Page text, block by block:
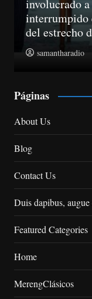
A partir del
no podrán
obtenido su
samantharadio
Páginas
About Us
Blog
Contact Us
Duis dapibus, augue
Featured Categories
Home
MerengClásicos